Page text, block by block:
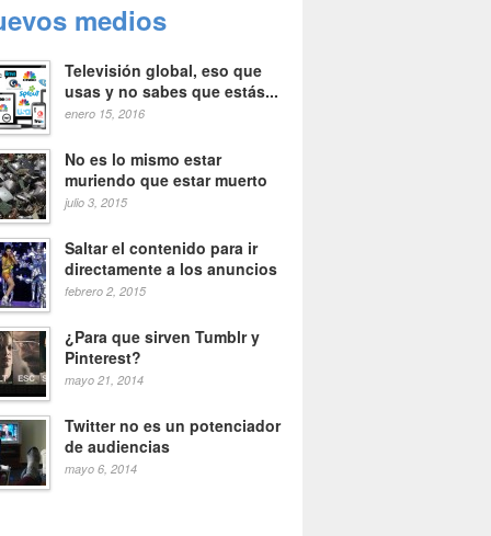
medios
Televisión global, eso que
usas y no sabes que estás...
enero 15, 2016
No es lo mismo estar
muriendo que estar muerto
julio 3, 2015
Saltar el contenido para ir
directamente a los anuncios
febrero 2, 2015
¿Para que sirven Tumblr y
Pinterest?
mayo 21, 2014
Twitter no es un potenciador
de audiencias
mayo 6, 2014